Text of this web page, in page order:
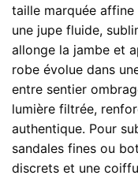
taille marquée affine
une jupe fluide,
allonge la jambe et
robe évolue dans
entre sentier
lumière filtrée,
authentique. Pour
sandales fines ou
discrets et une